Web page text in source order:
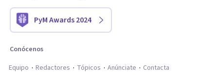
PyM Awards 2024
Conócenos
Equipo
Redactores Tópicos Anúnciate Contacta